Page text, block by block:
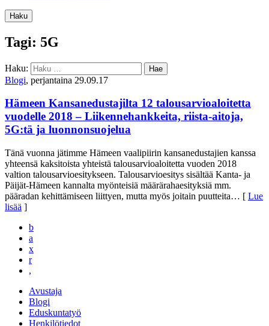
Haku
Tagi: 5G
Haku:
Blogi, perjantaina 29.09.17
Hämeen Kansanedustajilta 12 talousarvioaloitetta
vuodelle 2018 – Liikennehankkeita, riista-aitoja,
5G:tä ja luonnonsuojelua
Tänä vuonna jätimme Hämeen vaalipiirin kansanedustajien kanssa
yhteensä kaksitoista yhteistä talousarvioaloitetta vuoden 2018
valtion talousarvioesitykseen. Talousarvioesitys sisältää Kanta- ja
Päijät-Hämeen kannalta myönteisiä määrärahaesityksiä mm.
pääradan kehittämiseen liittyen, mutta myös joitain puutteita… [ Lue
lisää ]
b
a
x
r
,
Avustaja
Blogi
Eduskuntatyö
Henkilötiedot